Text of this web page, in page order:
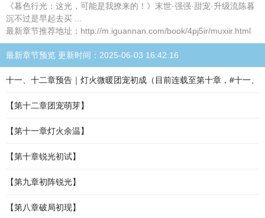
《暮色行光：这光，可能是我撩来的！》末世·强强·甜宠·升级流陈暮
沉不过是早起去买 ...
最新章节推荐地址：http://m.iguannan.com/book/4pj5ir/muxiir.html
最新章节预览 更新时间：2025-06-03 16:42:16
十一、十二章预告｜灯火微暖团宠初成（目前连载至第十章，#十一、
【第十二章团宠萌芽】
【第十一章灯火余温】
【第十章锐光初试】
【第九章初阵锐光】
【第八章破局初现】